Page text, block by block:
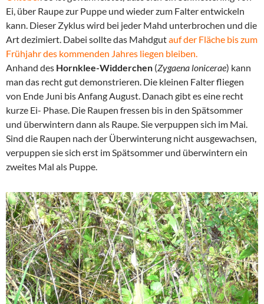
Ei, über Raupe zur Puppe und wieder zum Falter entwickeln
kann. Dieser Zyklus wird bei jeder Mahd unterbrochen und die
Art dezimiert. Dabei sollte das Mahdgutauf der Fläche bis zum
Frühjahr des kommenden Jahres liegen bleiben.
Anhand des Hornklee-Widderchen (Zygaena lonicerae) kann
man das recht gut demonstrieren. Die kleinen Falter fliegen
von Ende Juni bis Anfang August. Danach gibt es eine recht
kurze Ei- Phase. Die Raupen fressen bis in den Spätsommer
und überwintern dann als Raupe. Sie verpuppen sich im Mai.
Sind die Raupen nach der Überwinterung nicht ausgewachsen,
verpuppen sie sich erst im Spätsommer und überwintern ein
zweites Mal als Puppe.